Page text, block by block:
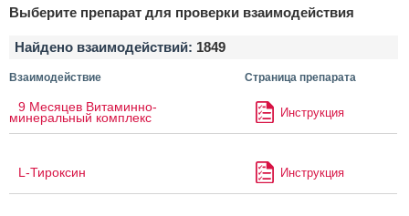
Выберите препарат для проверки взаимодействия
Найдено взаимодействий: 1849
Взаимодействие Страница препарата
9 Месяцев Витаминно-
минеральный комплекс Инструкция
L-Тироксин Инструкция